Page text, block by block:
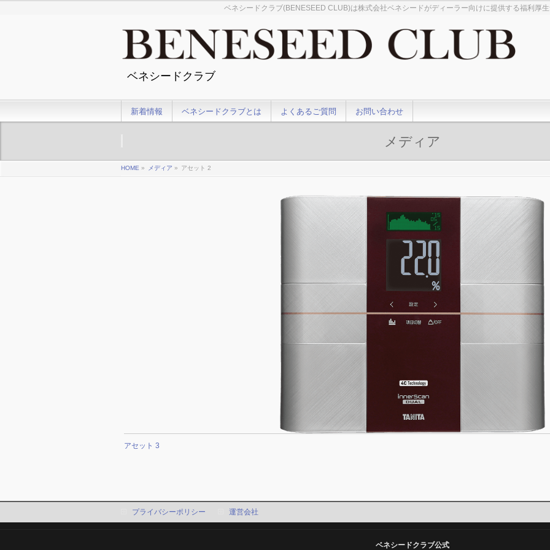
ベネシードクラブ(BENESEED CLUB)は株式会社ベネシードがディーラー向けに提供する福利厚生
ベネシードクラブ
新着情報 ベネシードクラブとは よくあるご質問 お問い合わせ
メディア
HOME » メディア » アセット 2
アセット 3
プライバシーポリシー 運営会社
ベネシードクラブ公式